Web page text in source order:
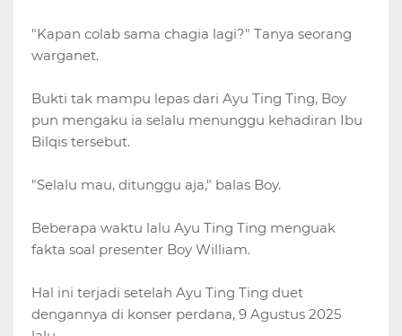
"Kapan colab sama chagia lagi?" Tanya seorang
warganet.
Bukti tak mampu lepas dari Ayu Ting Ting, Boy
pun mengaku ia selalu menunggu kehadiran Ibu
Bilqis tersebut.
"Selalu mau, ditunggu aja," balas Boy.
Beberapa waktu lalu Ayu Ting Ting menguak
fakta soal presenter Boy William.
Hal ini terjadi setelah Ayu Ting Ting duet
dengannya di konser perdana, 9 Agustus 2025